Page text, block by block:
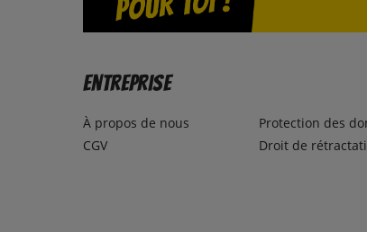
Entreprise
À propos de nous
CGV
Protection des
Droit de